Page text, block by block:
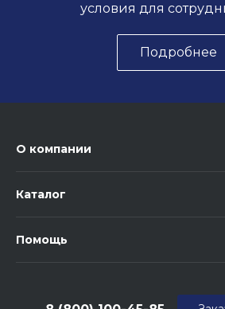
условия для
Подробнее
О компании
Каталог
Помощь